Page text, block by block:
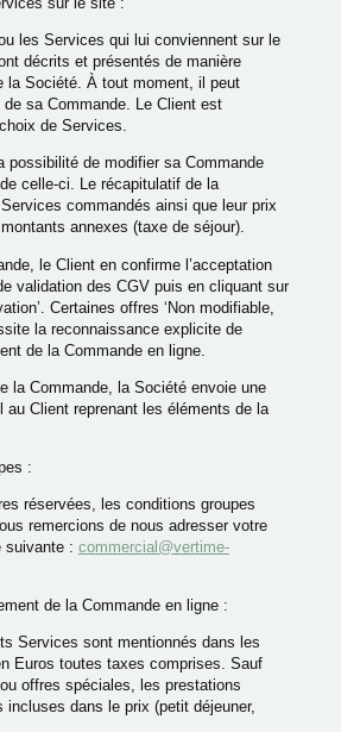
les Services qui lui conviennent sur le
décrits et présentés de manière
la Société. À tout moment, il peut
sa Commande. Le Client est
de Services.
possibilité de modifier sa Commande
celle-ci. Le récapitulatif de la
commandés ainsi que leur prix
annexes (taxe de séjour).
le Client en confirme l’acceptation
validation des CGV puis en cliquant sur
Certaines offres ‘Non modifiable,
la reconnaissance explicite de
de la Commande en ligne.
la Commande, la Société envoie une
au Client reprenant les éléments de la
:
réservées, les conditions groupes
remercions de nous adresser votre
suivante : commercial@vertime-
de la Commande en ligne :
Services sont mentionnés dans les
Euros toutes taxes comprises. Sauf
offres spéciales, les prestations
incluses dans le prix (petit déjeuner,